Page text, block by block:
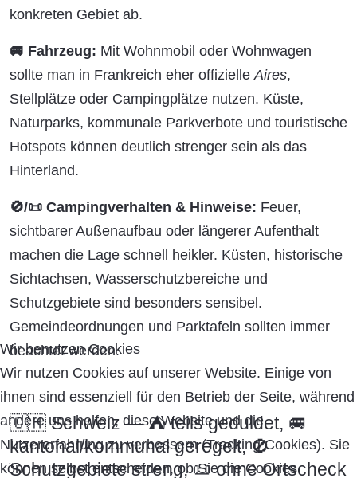
konkreten Gebiet ab.
🚐 Fahrzeug: Mit Wohnmobil oder Wohnwagen
sollte man in Frankreich eher offizielleAires,
Stellplätze oder Campingplätze nutzen. Küste,
Naturparks, kommunale Parkverbote und touristische
Hotspots können deutlich strenger sein als das
Hinterland.
🚫/📜 Campingverhalten & Hinweise: Feuer,
sichtbarer Außenaufbau oder längerer Aufenthalt
machen die Lage schnell heikler. Küsten, historische
Sichtachsen, Wasserschutzbereiche und
Schutzgebiete sind besonders sensibel.
Gemeindeordnungen und Parktafeln sollten immer
beachtet werden.
🇨🇭 Schweiz — ⛺ teils geduldet, 🚐
kantonal/kommunal geregelt, 🚫
Schutzgebiete streng, 📜 ohne Ortscheck
Wir benutzen Cookies
Wir nutzen Cookies auf unserer Website. Einige von
ihnen sind essenziell für den Betrieb der Seite, während
andere uns helfen, diese Website und die
Nutzererfahrung zu verbessern (Tracking Cookies). Sie
können selbst entscheiden, ob Sie die Cookies